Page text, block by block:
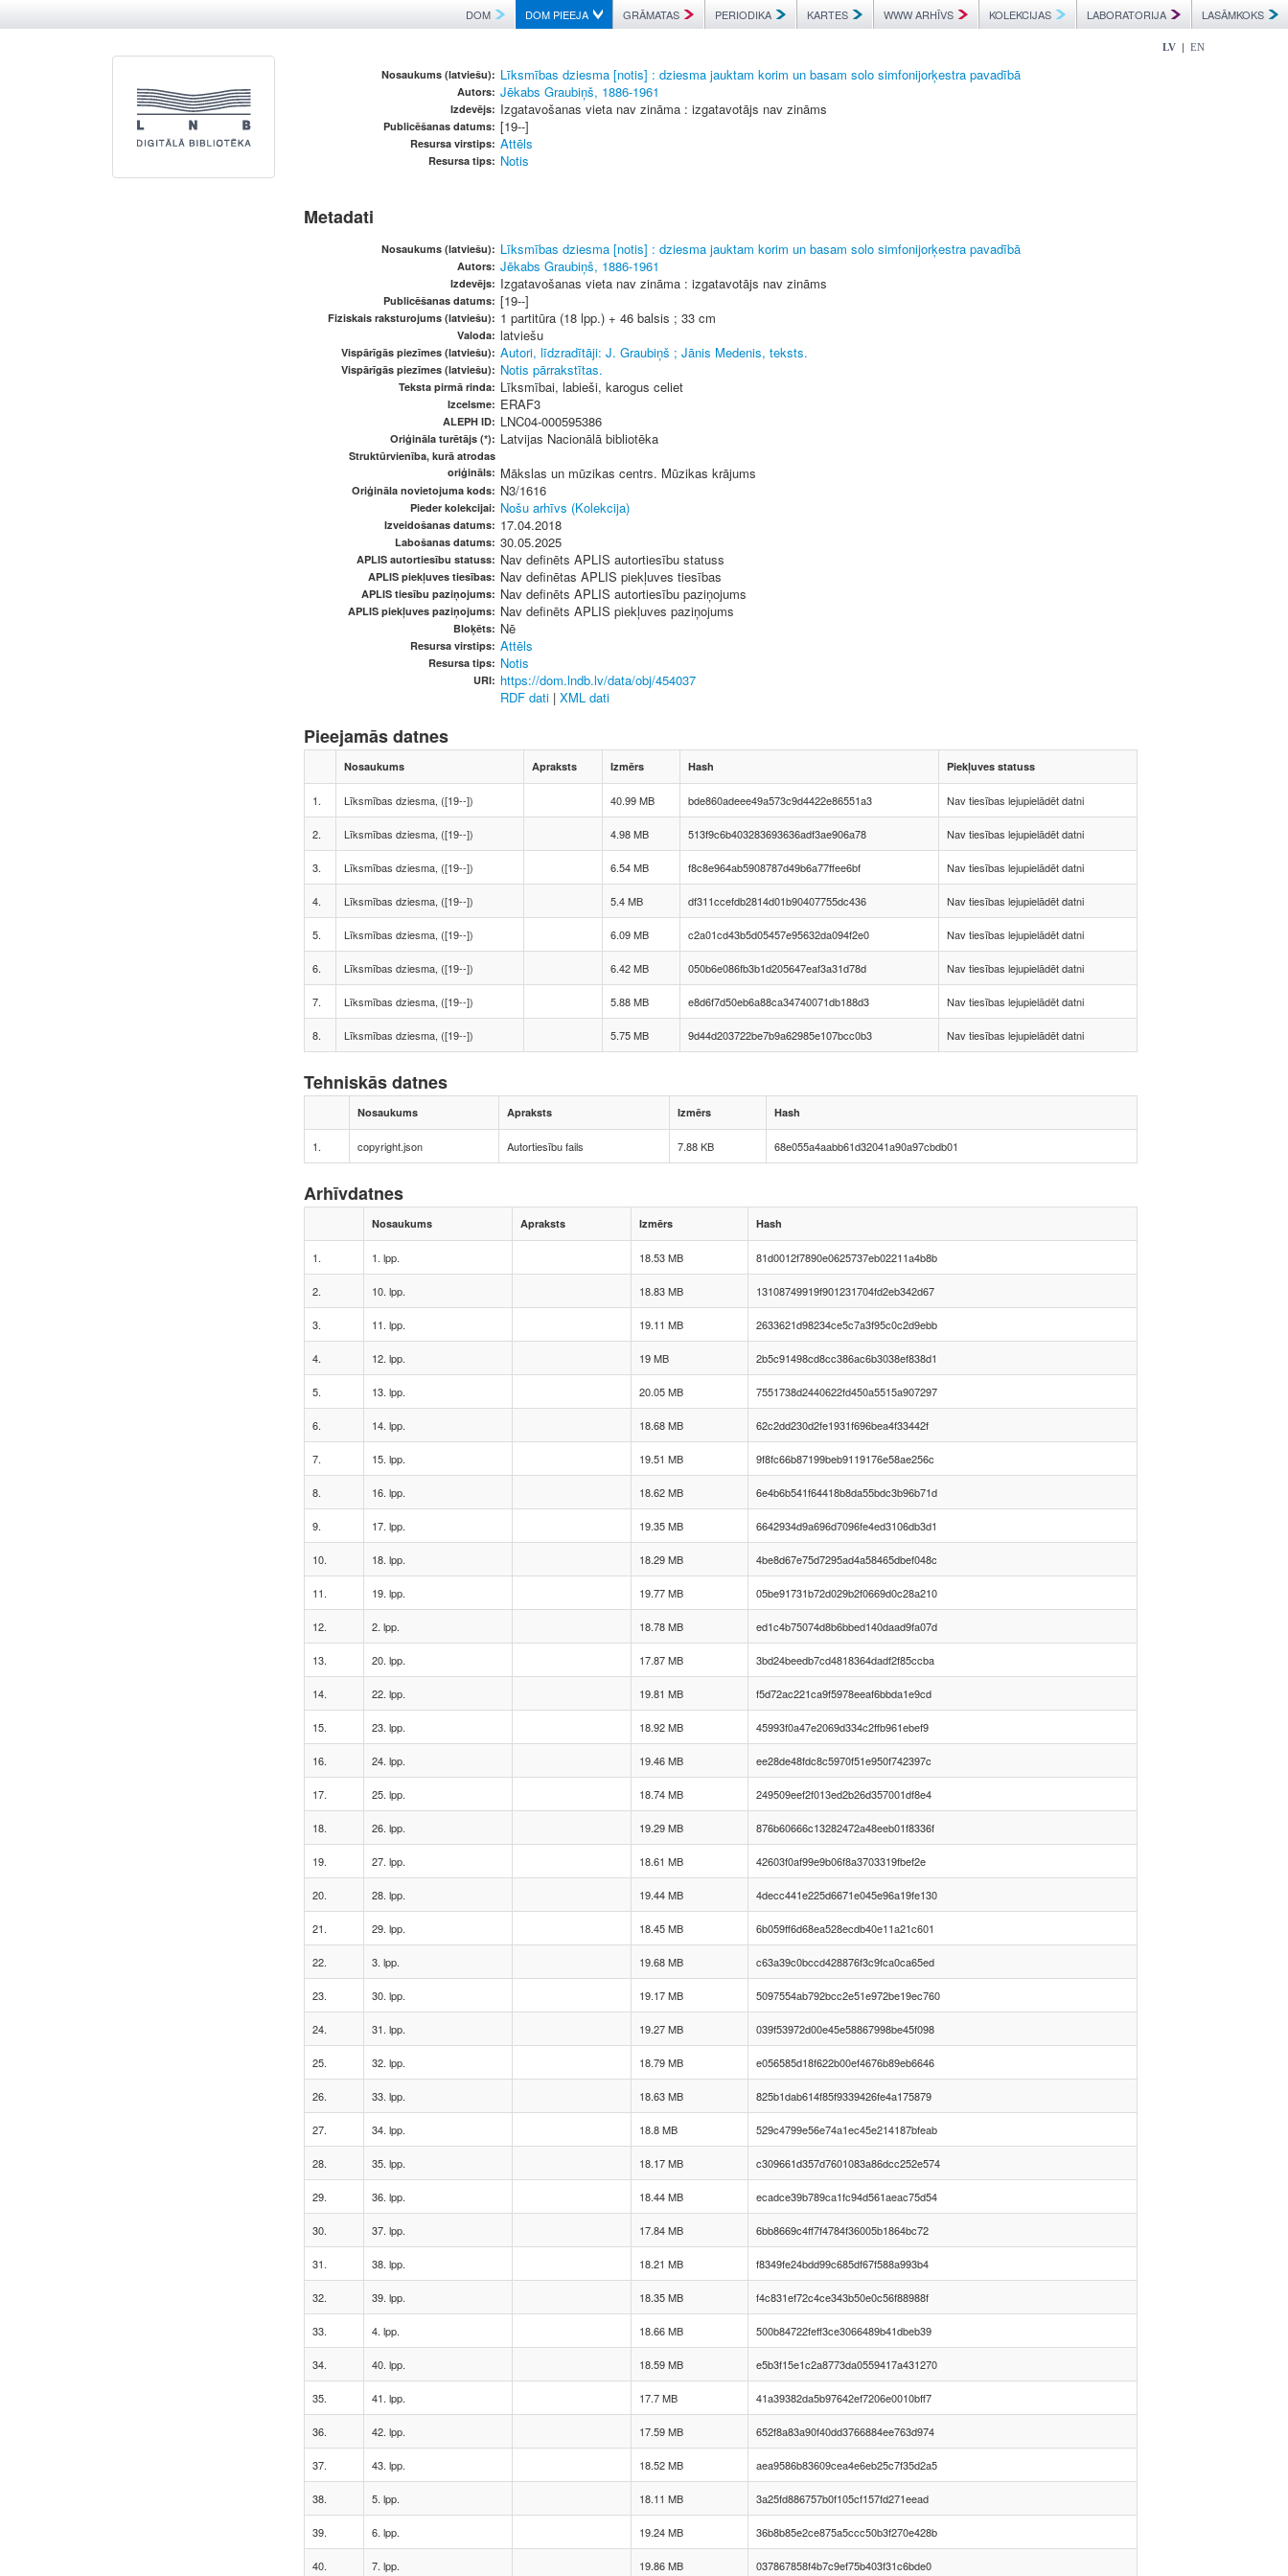
DOM DOM PIEEJA GRĀMATAS PERIODIKA KARTES WWW ARHĪVS KOLEKCIJAS LABORATORIJA LASĀMKOKS
LV | EN
Nosaukums (latviešu): Līksmības dziesma [notis] : dziesma jauktam korim un basam solo simfonijorķestra pavadībā
Autors: Jēkabs Graubiņš, 1886-1961
Izdevējs: Izgatavošanas vieta nav zināma : izgatavotājs nav zināms
Publicēšanas datums: [19--]
Resursa virstips: Attēls
Resursa tips: Notis
Metadati
Nosaukums (latviešu): Līksmības dziesma [notis] : dziesma jauktam korim un basam solo simfonijorķestra pavadībā
Autors: Jēkabs Graubiņš, 1886-1961
Izdevējs: Izgatavošanas vieta nav zināma : izgatavotājs nav zināms
Publicēšanas datums: [19--]
Fiziskais raksturojums (latviešu): 1 partitūra (18 lpp.) + 46 balsis ; 33 cm
Valoda: latviešu
Vispārīgās piezīmes (latviešu): Autori, līdzradītāji: J. Graubiņš ; Jānis Medenis, teksts.
Vispārīgās piezīmes (latviešu): Notis pārrakstītas.
Teksta pirmā rinda: Līksmībai, labieši, karogus celiet
Izcelsme: ERAF3
ALEPH ID: LNC04-000595386
Oriģināla turētājs (*): Latvijas Nacionālā bibliotēka
Struktūrvienība, kurā atrodas
oriģināls: Mākslas un mūzikas centrs. Mūzikas krājums
Oriģināla novietojuma kods: N3/1616
Pieder kolekcijai: Nošu arhīvs (Kolekcija)
Izveidošanas datums: 17.04.2018
Labošanas datums: 30.05.2025
APLIS autortiesību statuss: Nav definēts APLIS autortiesību statuss
APLIS piekļuves tiesības: Nav definētas APLIS piekļuves tiesības
APLIS tiesību paziņojums: Nav definēts APLIS autortiesību paziņojums
APLIS piekļuves paziņojums: Nav definēts APLIS piekļuves paziņojums
Bloķēts: Nē
Resursa virstips: Attēls
Resursa tips: Notis
URI: https://dom.lndb.lv/data/obj/454037
RDF dati | XML dati
Pieejamās datnes
Nosaukums Apraksts Izmērs Hash Piekļuves statuss
1. Līksmības dziesma, ([19--]) 40.99 MB bde860adeee49a573c9d4422e86551a3 Nav tiesības lejupielādēt datni
2. Līksmības dziesma, ([19--]) 4.98 MB 513f9c6b403283693636adf3ae906a78 Nav tiesības lejupielādēt datni
3. Līksmības dziesma, ([19--]) 6.54 MB f8c8e964ab5908787d49b6a77ffee6bf Nav tiesības lejupielādēt datni
4. Līksmības dziesma, ([19--]) 5.4 MB df311ccefdb2814d01b90407755dc436 Nav tiesības lejupielādēt datni
5. Līksmības dziesma, ([19--]) 6.09 MB c2a01cd43b5d05457e95632da094f2e0 Nav tiesības lejupielādēt datni
6. Līksmības dziesma, ([19--]) 6.42 MB 050b6e086fb3b1d205647eaf3a31d78d Nav tiesības lejupielādēt datni
7. Līksmības dziesma, ([19--]) 5.88 MB e8d6f7d50eb6a88ca34740071db188d3 Nav tiesības lejupielādēt datni
8. Līksmības dziesma, ([19--]) 5.75 MB 9d44d203722be7b9a62985e107bcc0b3 Nav tiesības lejupielādēt datni
Tehniskās datnes
Nosaukums Apraksts Izmērs Hash
1. copyright.json Autortiesību fails 7.88 KB 68e055a4aabb61d32041a90a97cbdb01
Arhīvdatnes
Nosaukums Apraksts Izmērs Hash
1. 1. lpp. 18.53 MB 81d0012f7890e0625737eb02211a4b8b
2. 10. lpp. 18.83 MB 13108749919f901231704fd2eb342d67
3. 11. lpp. 19.11 MB 2633621d98234ce5c7a3f95c0c2d9ebb
4. 12. lpp. 19 MB 2b5c91498cd8cc386ac6b3038ef838d1
5. 13. lpp. 20.05 MB 7551738d2440622fd450a5515a907297
6. 14. lpp. 18.68 MB 62c2dd230d2fe1931f696bea4f33442f
7. 15. lpp. 19.51 MB 9f8fc66b87199beb9119176e58ae256c
8. 16. lpp. 18.62 MB 6e4b6b541f64418b8da55bdc3b96b71d
9. 17. lpp. 19.35 MB 6642934d9a696d7096fe4ed3106db3d1
10. 18. lpp. 18.29 MB 4be8d67e75d7295ad4a58465dbef048c
11. 19. lpp. 19.77 MB 05be91731b72d029b2f0669d0c28a210
12. 2. lpp. 18.78 MB ed1c4b75074d8b6bbed140daad9fa07d
13. 20. lpp. 17.87 MB 3bd24beedb7cd4818364dadf2f85ccba
14. 22. lpp. 19.81 MB f5d72ac221ca9f5978eeaf6bbda1e9cd
15. 23. lpp. 18.92 MB 45993f0a47e2069d334c2ffb961ebef9
16. 24. lpp. 19.46 MB ee28de48fdc8c5970f51e950f742397c
17. 25. lpp. 18.74 MB 249509eef2f013ed2b26d357001df8e4
18. 26. lpp. 19.29 MB 876b60666c13282472a48eeb01f8336f
19. 27. lpp. 18.61 MB 42603f0af99e9b06f8a3703319fbef2e
20. 28. lpp. 19.44 MB 4decc441e225d6671e045e96a19fe130
21. 29. lpp. 18.45 MB 6b059ff6d68ea528ecdb40e11a21c601
22. 3. lpp. 19.68 MB c63a39c0bccd428876f3c9fca0ca65ed
23. 30. lpp. 19.17 MB 5097554ab792bcc2e51e972be19ec760
24. 31. lpp. 19.27 MB 039f53972d00e45e58867998be45f098
25. 32. lpp. 18.79 MB e056585d18f622b00ef4676b89eb6646
26. 33. lpp. 18.63 MB 825b1dab614f85f9339426fe4a175879
27. 34. lpp. 18.8 MB 529c4799e56e74a1ec45e214187bfeab
28. 35. lpp. 18.17 MB c309661d357d7601083a86dcc252e574
29. 36. lpp. 18.44 MB ecadce39b789ca1fc94d561aeac75d54
30. 37. lpp. 17.84 MB 6bb8669c4ff7f4784f36005b1864bc72
31. 38. lpp. 18.21 MB f8349fe24bdd99c685df67f588a993b4
32. 39. lpp. 18.35 MB f4c831ef72c4ce343b50e0c56f88988f
33. 4. lpp. 18.66 MB 500b84722feff3ce3066489b41dbeb39
34. 40. lpp. 18.59 MB e5b3f15e1c2a8773da0559417a431270
35. 41. lpp. 17.7 MB 41a39382da5b97642ef7206e0010bff7
36. 42. lpp. 17.59 MB 652f8a83a90f40dd3766884ee763d974
37. 43. lpp. 18.52 MB aea9586b83609cea4e6eb25c7f35d2a5
38. 5. lpp. 18.11 MB 3a25fd886757b0f105cf157fd271eead
39. 6. lpp. 19.24 MB 36b8b85e2ce875a5ccc50b3f270e428b
40. 7. lpp. 19.86 MB 037867858f4b7c9ef75b403f31c6bde0